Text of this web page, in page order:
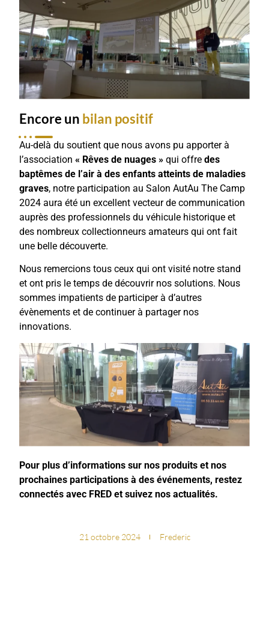
Encore un bilan positif
Au-delà du soutient que nous avons pu apporter à
l’association« Rêves de nuages » qui offredes
baptêmes de l’air à des enfants atteints de maladies
graves, notre participation au Salon AutAu The Camp
2024 aura été un excellent vecteur de communication
auprès des professionnels du véhicule historique et
des nombreux collectionneurs amateurs qui ont fait
une belle découverte.
Nous remercions tous ceux qui ont visité notre stand
et ont pris le temps de découvrir nos solutions. Nous
sommes impatients de participer à d’autres
évènements et de continuer à partager nos
innovations.
Pour plus d’informations sur nos produits et nos
prochaines participations à des événements, restez
connectés avec FRED et suivez nos actualités.
21 octobre 2024 Frederic